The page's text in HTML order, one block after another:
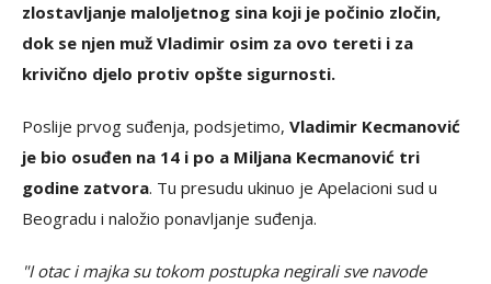
zlostavljanje maloljetnog sina koji je počinio zločin,
dok se njen muž Vladimir osim za ovo tereti i za
krivično djelo protiv opšte sigurnosti.
Poslije prvog suđenja, podsjetimo, Vladimir Kecmanović
je bio osuđen na 14 i po a Miljana Kecmanović tri
godine zatvora. Tu presudu ukinuo je Apelacioni sud u
Beogradu i naložio ponavljanje suđenja.
"I otac i majka su tokom postupka negirali sve navode